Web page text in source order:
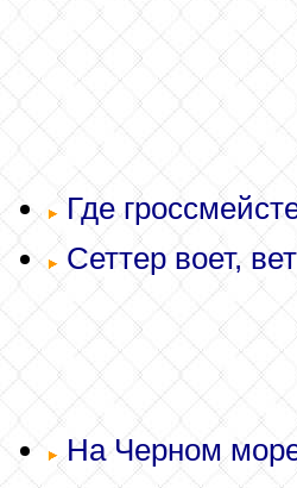
Где
Сеттер воет,
На Черном